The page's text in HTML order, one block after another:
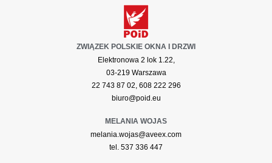
ZWIĄZEK POLSKIE OKNA I DRZWI
Elektronowa 2 lok 1.22,
03-219 Warszawa
22 743 87 02, 608 222 296
biuro@poid.eu
MELANIA WOJAS
melania.wojas@aveex.com
tel. 537 336 447